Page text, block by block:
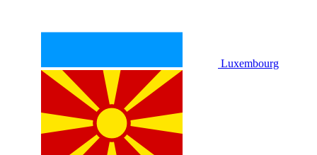
Luxembourg